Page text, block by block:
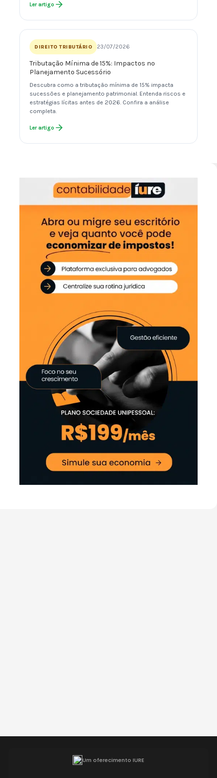
Ler artigo
DIREITO TRIBUTÁRIO 23/07/2026
Tributação Mínima de 15%: Impactos no
Planejamento Sucessório
Descubra como a tributação mínima de 15% impacta
sucessões e planejamento patrimonial. Entenda riscos e
estratégias lícitas antes de 2026. Confira a análise
completa.
Ler artigo